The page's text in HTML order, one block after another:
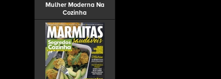
Mulher Moderna Na
Cozinha